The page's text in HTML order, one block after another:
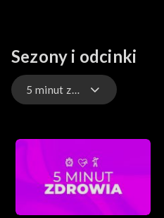
Sezony i odcinki
5 minut zdrowia
Gwiazdy pod lupą
Jak dbać o zdrowie psychiczne